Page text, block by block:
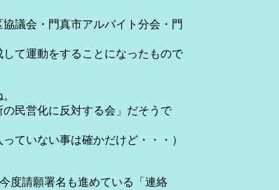
議会・門真市アルバイト分会・門
て運動をすることになったもので
民営化に反対する会」だそうで
いない事は確かだけど・・・）
度請願署名も進めている「連絡